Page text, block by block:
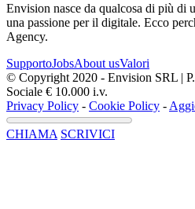
Envision nasce da qualcosa di più di
una passione per il digitale. Ecco
Agency.
SupportoJobsAbout usValori
© Copyright 2020 - Envision SRL |
Sociale € 10.000 i.v.
Privacy Policy - Cookie Policy -
CHIAMA SCRIVICI